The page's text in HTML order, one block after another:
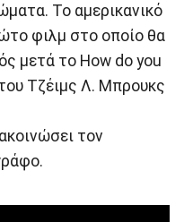
Το αμερικανικό
φιλμ στο οποίο θα
μετά το How do you
Τζέιμς Λ. Μπρουκς
τον